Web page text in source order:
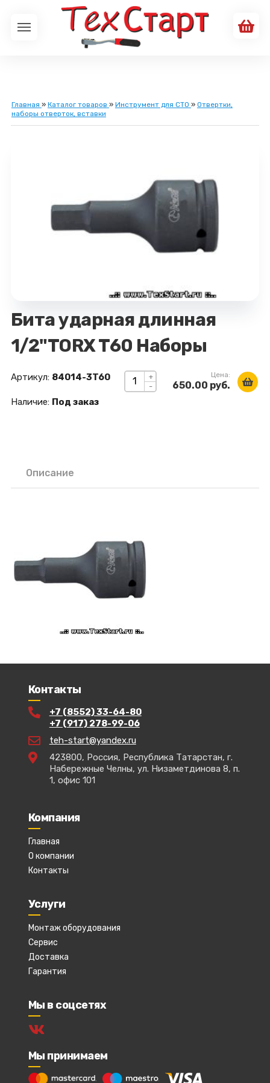
Главная » Каталог товаров » Инструмент для СТО » Отвертки,
наборы отверток, вставки
Бита ударная длинная
1/2"TORX T60 Наборы
+
-
Цена:
650.00 руб.
Артикул: 84014-3T60
Наличие: Под заказ
Описание
Контакты
+7 (8552) 33-64-80
+7 (917) 278-99-06
teh-start@yandex.ru
423800, Россия, Республика Татарстан, г.
Набережные Челны, ул. Низаметдинова 8, п.
1, офис 101
Компания
Главная
О компании
Контакты
Услуги
Монтаж оборудования
Сервис
Доставка
Гарантия
Мы в соцсетях
Мы принимаем